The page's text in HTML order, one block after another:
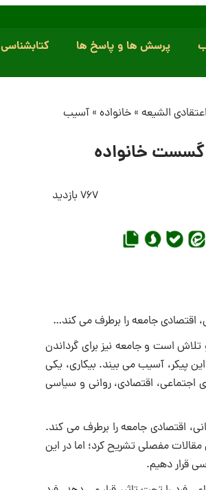
پرسش ها و پاسخ ها کتابشناسی
الشیعه »خانواده »آسیب
گسست خانواده
767 بازدید
اقتصادی جامعه را برطرف می کند…
تلاش است و جامعه نیز برای گرداندن
پیکر، آسیب می بیند.‌ ‌بیکاری، یکی
اجتماعی، اقتصادی، روانی و سیاسی
اقتصادی جامعه را برطرف می کند.
مفصلی تشریح کرد؛ اما در این
قرار دهیم.‌‌